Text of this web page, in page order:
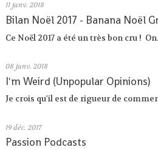
11 janv. 2018
Bilan Noël 2017 - Banana Noël
Ce Noël 2017 a été un très bon cru !
08 janv. 2018
I'm Weird (Unpopular Opinions)
Je crois qu'il est de rigueur de
19 déc. 2017
Passion Podcasts